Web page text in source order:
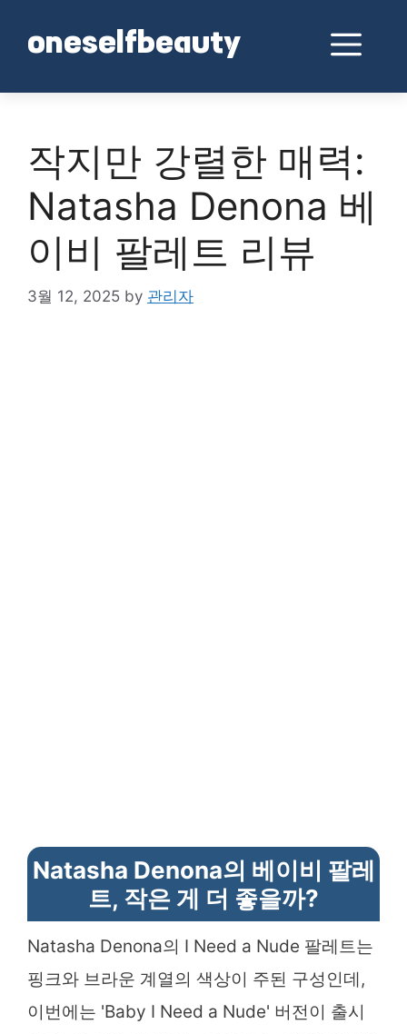
contentoneselfbeauty
작지만 강렬한 매력:
Natasha Denona 베
이비 팔레트 리뷰
3월 12, 2025 by 관리자
Natasha Denona의 베이비 팔레
트, 작은 게 더 좋을까?
Natasha Denona의 I Need a Nude 팔레트는
핑크와 브라운 계열의 색상이 주된 구성인데,
이번에는 'Baby I Need a Nude' 버전이 출시